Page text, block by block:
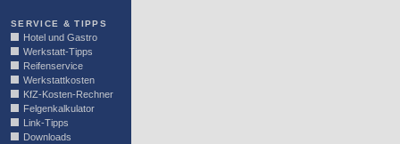
SERVICE & TIPPS
Hotel und Gastro
Werkstatt-Tipps
Reifenservice
Werkstattkosten
KfZ-Kosten-Rechner
Felgenkalkulator
Link-Tipps
Downloads